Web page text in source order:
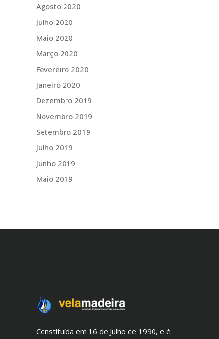
Agosto 2020
Julho 2020
Maio 2020
Março 2020
Fevereiro 2020
Janeiro 2020
Dezembro 2019
Novembro 2019
Setembro 2019
Julho 2019
Junho 2019
Maio 2019
Constituída em 16 de Julho de 1990, e é